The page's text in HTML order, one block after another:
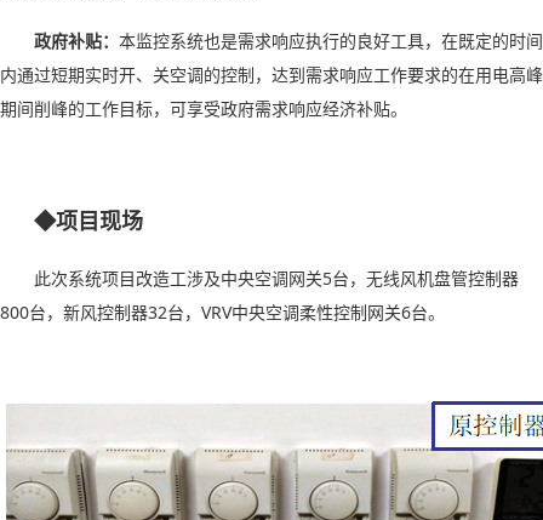
政府补贴： 本监控系统也是需求响应执行的良好工具，在既定的时间
内通过短期实时开、关空调的控制，达到需求响应工作要求的在用电高峰
期间削峰的工作目标，可享受政府需求响应经济补贴。
◆项目现场
此次系统项目改造工涉及中央空调网关5台，无线风机盘管控制器
800台，新风控制器32台， VRV中央空调柔性控制网关6台。